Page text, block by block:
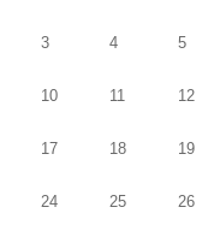
3 4 5
10 11 12
17 18 19
24 25 26